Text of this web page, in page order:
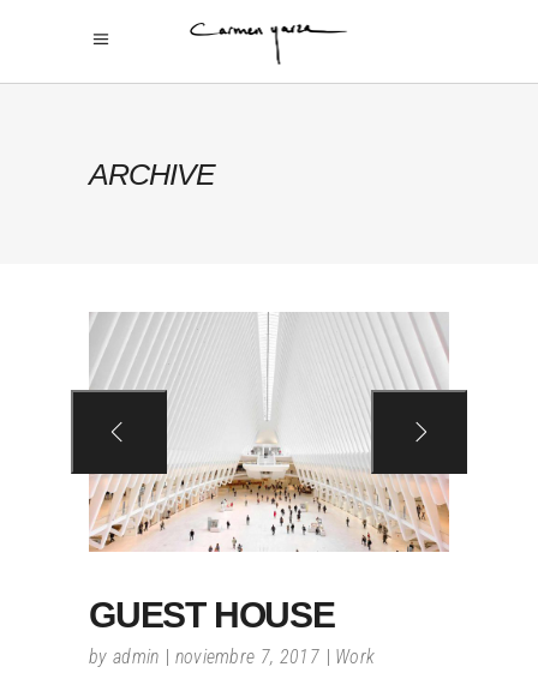
ARCHIVE
GUEST HOUSE
by admin noviembre 7, 2017 Work